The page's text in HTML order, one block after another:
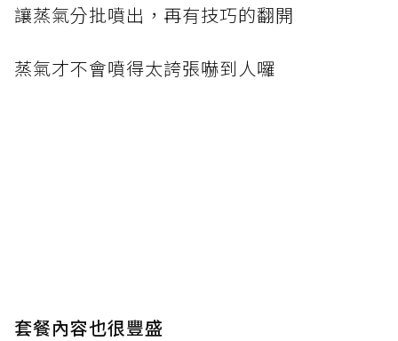
讓蒸氣分批噴出，再有技巧的翻開
蒸氣才不會噴得太誇張嚇到人囉
套餐內容也很豐盛